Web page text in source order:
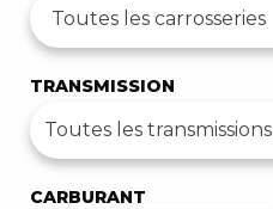
Toutes les carrosseries
TRANSMISSION
Toutes les transmissions
CARBURANT